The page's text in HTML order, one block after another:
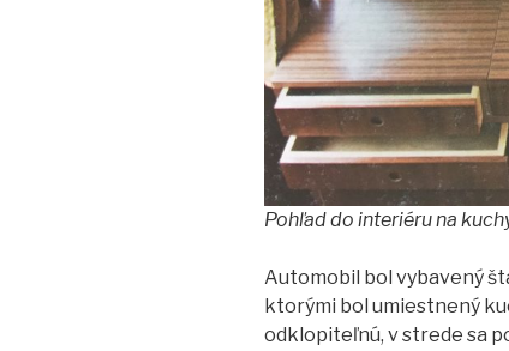
Pohľad do interiéru na
Automobil bol vybavený
ktorými bol umiestnený
odklopiteľnú, v strede sa